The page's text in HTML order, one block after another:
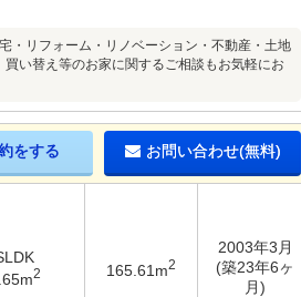
・リフォーム・リノベーション・不動産・土地
い替え等のお家に関するご相談もお気軽にお
をする お問い合わせ(無料)
2 165.61m2
2003年3月
(築23年6ヶ
月)